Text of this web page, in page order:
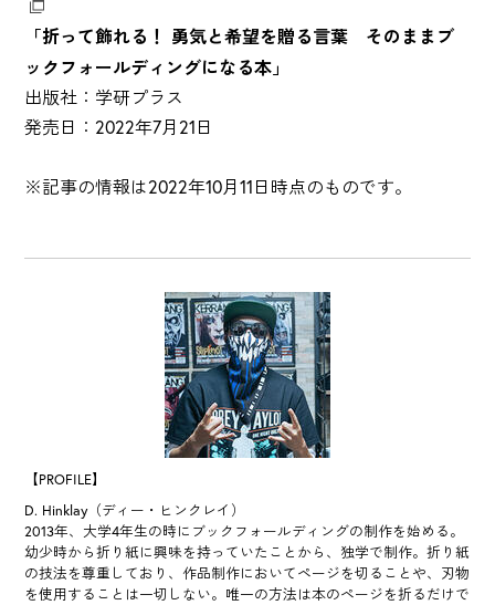
「折って飾れる！ 勇気と希望を贈る言葉 そのままブ
ックフォールディングになる本」
出版社：学研プラス
発売日：2022年7月21日
※記事の情報は2022年10月11日時点のものです。
【PROFILE】
D. Hinklay（ディー・ヒンクレイ）
2013年、大学4年生の時にブックフォールディングの制作を始める。
幼少時から折り紙に興味を持っていたことから、独学で制作。折り紙
の技法を尊重しており、作品制作においてページを切ることや、刃物
を使用することは一切しない。唯一の方法は本のページを折るだけで